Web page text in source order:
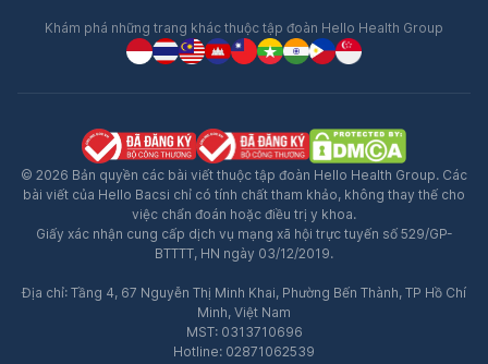
Khám phá những trang khác thuộc tập đoàn Hello Health Group
© 2026 Bản quyền các bài viết thuộc tập đoàn Hello Health Group. Các
bài viết của Hello Bacsi chỉ có tính chất tham khảo, không thay thế cho
việc chẩn đoán hoặc điều trị y khoa.
Giấy xác nhận cung cấp dịch vụ mạng xã hội trực tuyến số 529/GP-
BTTTT, HN ngày 03/12/2019.
Địa chỉ: Tầng 4, 67 Nguyễn Thị Minh Khai, Phường Bến Thành, TP Hồ Chí
Minh, Việt Nam
MST: 0313710696
Hotline: 02871062539